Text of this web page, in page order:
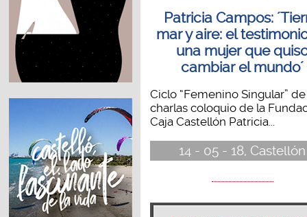
Patricia Campos:
mar y aire: el
una mujer que
cambiar el mundo´
Ciclo “Femenino Singular” de
charlas coloquio de la
Caja Castellón Patricia...
14 - 05 - 18, Castellón